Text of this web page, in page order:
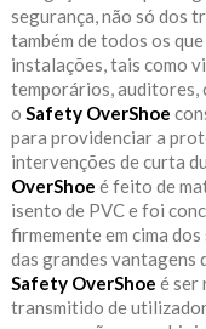
segurança, não só dos
também de todos os
instalações, tais como
temporários, auditores,
o Safety OverShoe
para providenciar a
intervenções de curta
OverShoe é feito de
isento de PVC e foi
firmemente em cima
das grandes vantagens
Safety OverShoe é ser
transmitido de